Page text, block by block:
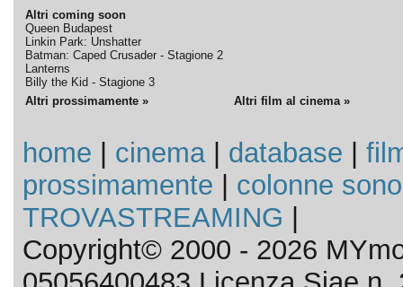
Altri coming soon
Queen Budapest
Linkin Park: Unshatter
Batman: Caped Crusader - Stagione 2
Lanterns
Billy the Kid - Stagione 3
Altri prossimamente » Altri film al cinema »
home cinema| database
prossimamente
colonne
TROVASTREAMING
Copyright© 2000 - 2026